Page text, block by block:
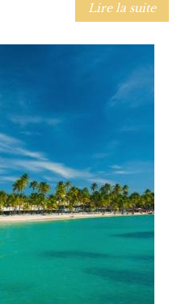
Lire la suite